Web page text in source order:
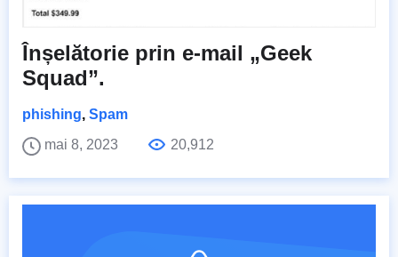
Înșelătorie prin e-mail „Geek
Squad”.
phishing, Spam
mai 8, 2023
20,912